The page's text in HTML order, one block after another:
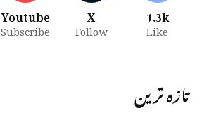
1.3k
Like
X
Follow
Youtube
Subscribe
تازہ ترین